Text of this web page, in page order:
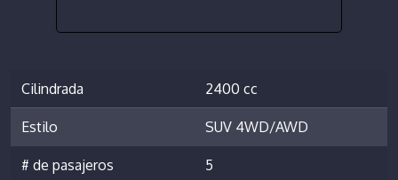
Cilindrada 2400 cc
Estilo SUV 4WD/AWD
# de pasajeros 5